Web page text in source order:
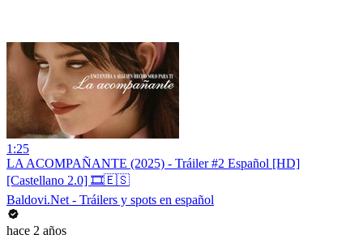
1:25
LA ACOMPAÑANTE (2025) - Tráiler #2 Español [HD]
[Castellano 2.0] 🎞️🇪🇸
Baldovi.Net - Tráilers y spots en español
hace 2 años